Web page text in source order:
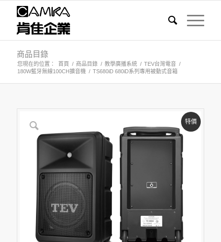
商品目錄
您現在的位置： 首頁 / 商品目錄 / 教學廣播系統 / TEV台灣電音 /
180W藍牙無線100CH擴音機 / TS680iD 680iD系列專用被動式音箱
特價